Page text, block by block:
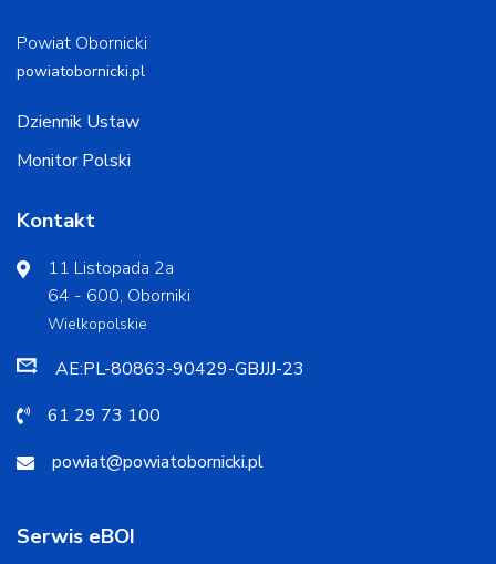
Powiat Obornicki
powiatobornicki.pl
Dziennik Ustaw
Monitor Polski
Kontakt
11 Listopada 2a
64 - 600, Oborniki
Wielkopolskie
AE:PL-80863-90429-GBJJJ-23
61 29 73 100
powiat@powiatobornicki.pl
Serwis eBOI